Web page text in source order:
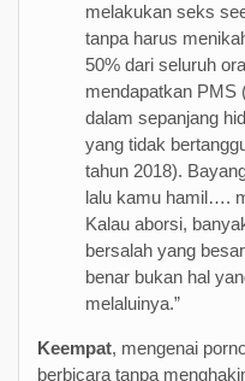
melakukan seks
tanpa harus
50% dari seluruh
mendapatkan PMS
dalam sepanjang
yang tidak
tahun 2018).
lalu kamu hamil….
Kalau aborsi,
bersalah yang
benar bukan hal
melaluinya.”
Keempat, mengenai
berbicara tanpa